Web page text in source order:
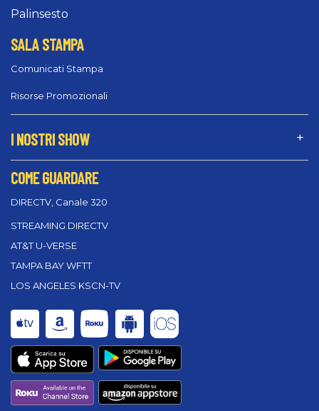
Palinsesto
SALA STAMPA
Comunicati Stampa
Risorse Promozionali
I NOSTRI SHOW
COME GUARDARE
DIRECTV, Canale 320
STREAMING DIRECTV
AT&T U-VERSE
TAMPA BAY WFTT
LOS ANGELES KSCN-TV